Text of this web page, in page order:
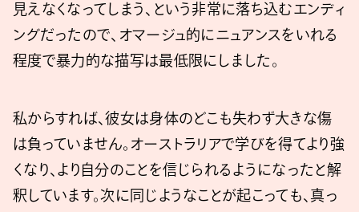
見えなくなってしまう、という非常に落ち込むエンディ
ングだったので、オマージュ的にニュアンスをいれる
程度で暴力的な描写は最低限にしました。
私からすれば、彼女は身体のどこも失わず大きな傷
は負っていません。オーストラリアで学びを得てより強
くなり、より自分のことを信じられるようになったと解
釈しています。次に同じようなことが起こっても、真っ